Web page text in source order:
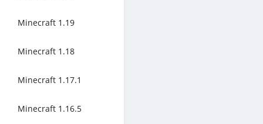
Minecraft 1.19
Minecraft 1.18
Minecraft 1.17.1
Minecraft 1.16.5